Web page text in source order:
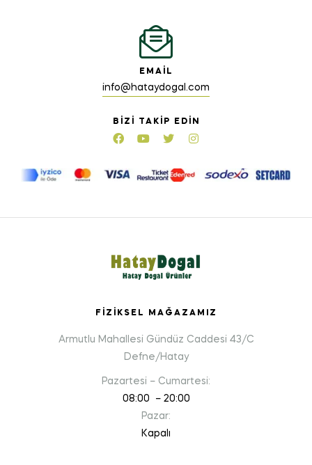
EMAIL
info@hataydogal.com
BIZI TAKIP EDIN
FIZIKSEL MAĞAZAMIZ
Armutlu Mahallesi Gündüz Caddesi 43/C
Defne/Hatay
Pazartesi – Cumartesi:
08:00 – 20:00
Pazar:
Kapalı